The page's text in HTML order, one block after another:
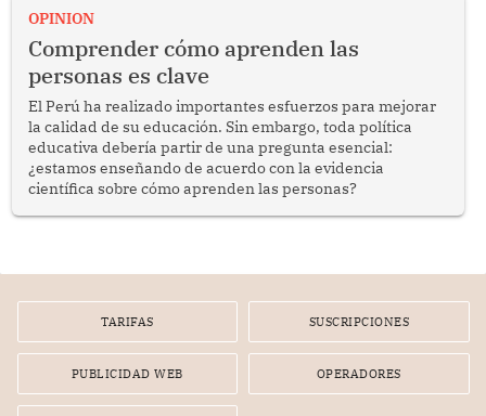
competir en los mercados internacionales y generar
país.
OPINION
Comprender cómo aprenden las
personas es clave
El Perú ha realizado importantes esfuerzos para mejorar
la calidad de su educación. Sin embargo, toda política
educativa debería partir de una pregunta esencial:
¿estamos enseñando de acuerdo con la evidencia
científica sobre cómo aprenden las personas?
TARIFAS SUSCRIPCIONES
PUBLICIDAD WEB OPERADORES